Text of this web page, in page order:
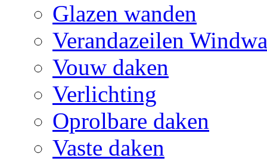
Glazen wanden
Verandazeilen
Vouw daken
Verlichting
Oprolbare daken
Vaste daken